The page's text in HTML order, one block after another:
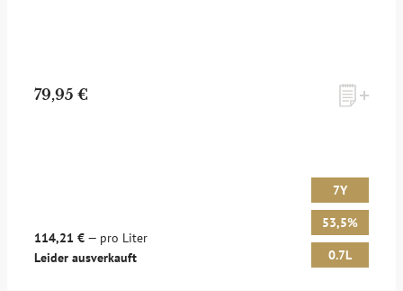
79,95 €
114,21 € — pro Liter
Leider ausverkauft
7Y
53,5%
0.7L